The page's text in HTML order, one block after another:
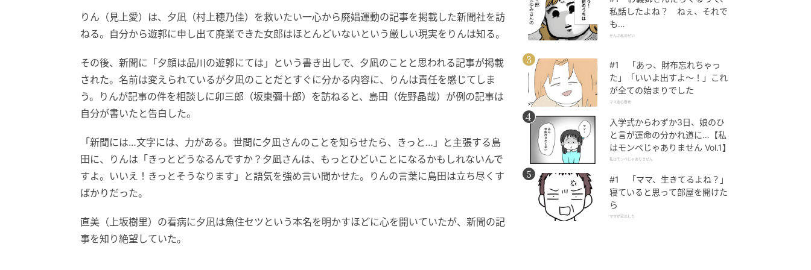
りん（見上愛）は、夕凪（村上穂乃佳）を救いたい一心から廃娼運動の記事を掲載した新聞社を訪
ねる。自分から遊郭に申し出て廃業できた女郎はほとんどいないという厳しい現実をりんは知る。
その後、新聞に「夕顔は品川の遊郭にては」という書き出しで、夕凪のことと思われる記事が掲載
された。名前は変えられているが夕凪のことだとすぐに分かる内容に、りんは責任を感じてしま
う。りんが記事の件を相談しに卯三郎（坂東彌十郎）を訪ねると、島田（佐野晶哉）が例の記事は
自分が書いたと告白した。
「新聞には…文字には、力がある。世間に夕凪さんのことを知らせたら、きっと…」と主張する島
田に、りんは「きっとどうなるんですか？夕凪さんは、もっとひどいことになるかもしれないんで
すよ。いいえ！きっとそうなります」と語気を強め言い聞かせた。りんの言葉に島田は立ち尽くす
ばかりだった。
直美（上坂樹里）の看病に夕凪は魚住セツという本名を明かすほどに心を開いていたが、新聞の記
事を知り絶望していた。
私話したよね？ ねぇ、それで
も…
ぜんぶ私のせい
#1 「あっ、財布忘れちゃっ
た」「いいよ出すよ〜！」これ
が全ての始まりでした
ママ友の財布
入学式からわずか3日、娘のひ
と言が運命の分かれ道に…【私
はモンペじゃありません Vol.1】
私はモンペじゃありません
#1 「ママ、生きてるよね？」
寝ていると思って部屋を開けた
ら
ママが家出した